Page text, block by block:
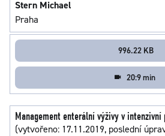
Stern Michael
Praha
996.22 KB
20:9 min
Management enterální výživy v intenzivní
(vytvořeno: 17.11.2019, poslední